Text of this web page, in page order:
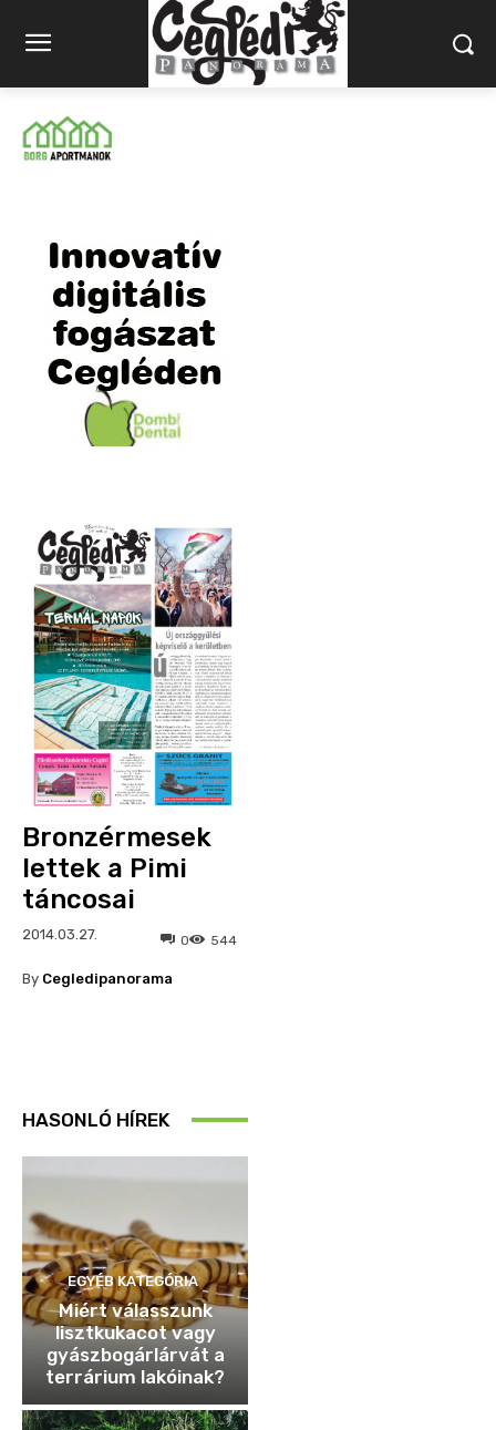
Bronzérmesek
lettek a Pimi
táncosai
2014.03.27. 544
0
By Cegledipanorama
HASONLÓ HÍREK
EGYÉB KATEGÓRIA
Miért válasszunk
lisztkukacot vagy
gyászbogárlárvát a
terrárium lakóinak?